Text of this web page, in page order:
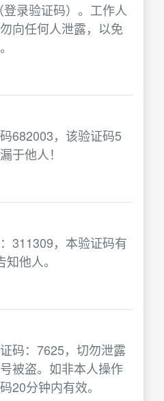
登录验证码）。工作人
向任何人泄露，以免
682003，该验证码5
于他人！
311309，本验证码有
他人。
码：7625，切勿泄露
被盗。如非本人操作
20分钟内有效。